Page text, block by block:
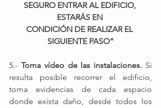
SEGURO ENTRAR AL EDIFICIO,
ESTARÁS EN
CONDICIÓN DE REALIZAR EL
SIGUIENTE PASO”
5.- Toma vídeo de las instalaciones. Si
resulta posible recorrer el edificio,
toma evidencias de cada espacio
donde exista daño, desde todos los